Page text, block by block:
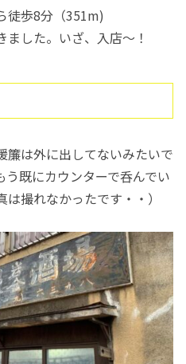
徒歩8分（351m)
した。いざ、入店〜！
簾は外に出してないみたいで
既にカウンターで呑んでい
撮れなかったです・・）